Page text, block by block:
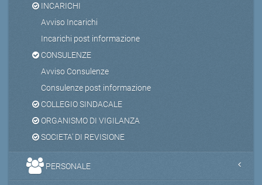
INCARICHI
Avviso Incarichi
Incarichi post informazione
CONSULENZE
Avviso Consulenze
Consulenze post informazione
COLLEGIO SINDACALE
ORGANISMO DI VIGILANZA
SOCIETA' DI REVISIONE
PERSONALE